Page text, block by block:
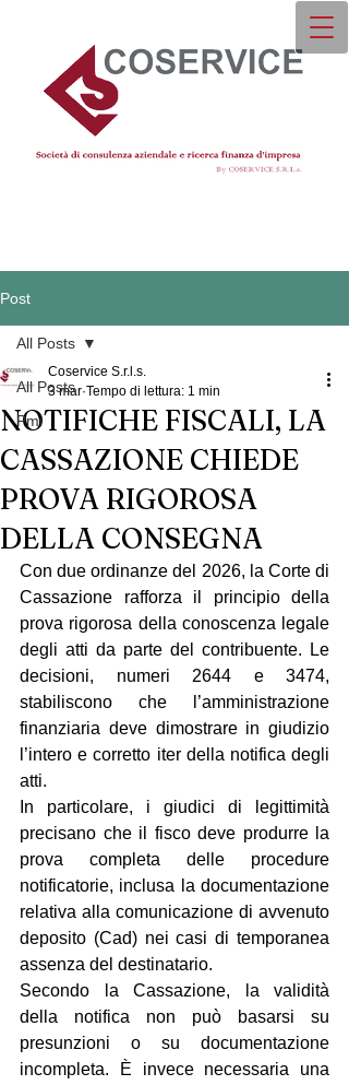
Post
All Posts
Pmi
All Posts
NOTIFICHE FISCALI, LA
CASSAZIONE CHIEDE
PROVA RIGOROSA
DELLA CONSEGNA
Coservice S.r.l.s.
3 mar Tempo di lettura: 1 min
Con due ordinanze del 2026, la Corte di
Cassazione rafforza il principio della
prova rigorosa della conoscenza legale
degli atti da parte del contribuente. Le
decisioni, numeri 2644 e 3474,
stabiliscono che l’amministrazione
finanziaria deve dimostrare in giudizio
l’intero e corretto iter della notifica degli
atti.
In particolare, i giudici di legittimità
precisano che il fisco deve produrre la
prova completa delle procedure
notificatorie, inclusa la documentazione
relativa alla comunicazione di avvenuto
deposito (Cad) nei casi di temporanea
assenza del destinatario.
Secondo la Cassazione, la validità
della notifica non può basarsi su
presunzioni o su documentazione
incompleta. È invece necessaria una